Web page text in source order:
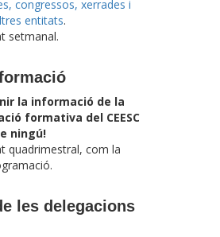
congressos, xerrades i
entitats.
setmanal.
la informació de la
formativa del CEESC
ningú!
quadrimestral, com la
les delegacions